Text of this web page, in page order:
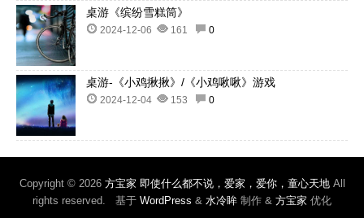
桌游《缤纷雪糕筒》
2024-12-06 161 0
桌游-《小鸡揪揪》/《小鸡啾啾》游戏
2024-12-04 153 0
Copyright © 2026 方宝家 即使什么都不说，爱家，爱你，童心天地 All
rights reserved. 基于 WordPress & 水冷眸 制作 & 方宝家 优化